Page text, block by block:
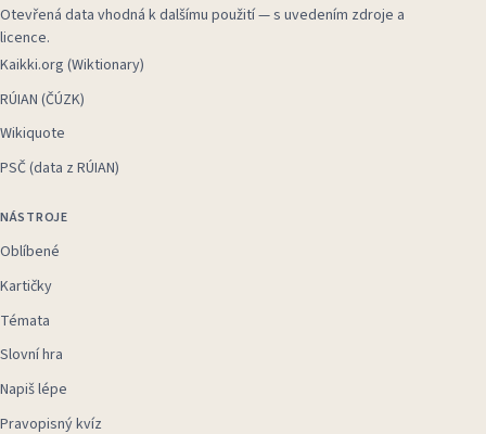
Otevřená data vhodná k dalšímu použití — s uvedením zdroje a
licence.
Kaikki.org (Wiktionary)
RÚIAN (ČÚZK)
Wikiquote
PSČ (data z RÚIAN)
NÁSTROJE
Oblíbené
Kartičky
Témata
Slovní hra
Napiš lépe
Pravopisný kvíz